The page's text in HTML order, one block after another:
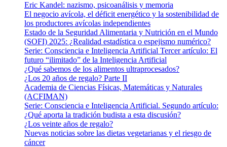
Eric Kandel: nazismo, psicoanálisis y memoria
El negocio avícola, el déficit energético y la sostenibilidad de
los productores avícolas independientes
Estado de la Seguridad Alimentaria y Nutrición en el Mundo
(SOFI) 2025: ¿Realidad estadística o espejismo numérico?
Serie: Consciencia e Inteligencia Artificial Tercer artículo: El
futuro “ilimitado” de la Inteligencia Artificial
¿Qué sabemos de los alimentos ultraprocesados?
¿Los 20 años de regalo? Parte II
Academia de Ciencias Físicas, Matemáticas y Naturales
(ACFIMAN)
Serie: Consciencia e Inteligencia Artificial. Segundo artículo:
¿Qué aporta la tradición budista a esta discusión?
¿Los veinte años de regalo?
Nuevas noticias sobre las dietas vegetarianas y el riesgo de
cáncer